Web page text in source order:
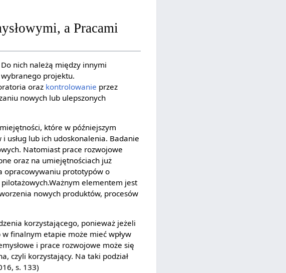
a Pracami
nich należą między innymi
projektu.
oraz kontrolowanie przez
nowych lub ulepszonych
które w późniejszym
usług lub ich udoskonalenia. Badanie
Natomiast prace rozwojowe
oraz na umiejętnościach już
opracowywaniu prototypów o
elementem jest
nowych produktów, procesów
korzystającego, ponieważ jeżeli
finalnym etapie może mieć wpływ
i prace rozwojowe może się
czyli korzystający. Na taki podział
s. 133)